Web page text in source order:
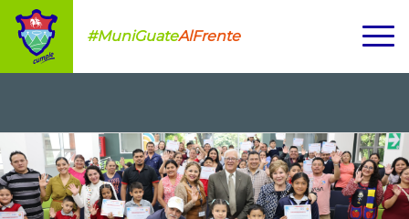
#MuniGuateAlFrente